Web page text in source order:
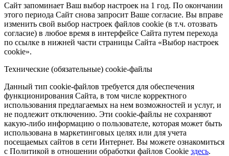
Сайт запоминает Ваш выбор настроек на 1 год. По окончании
этого периода Сайт снова запросит Ваше согласие. Вы вправе
изменить свой выбор настроек файлов cookie (в т.ч. отозвать
согласие) в любое время в интерфейсе Сайта путем перехода
по ссылке в нижней части страницы Сайта «Выбор настроек
cookie».
Технические (обязательные) cookie-файлы
Данный тип cookie-файлов требуется для обеспечения
функционирования Сайта, в том числе корректного
использования предлагаемых на нем возможностей и услуг, и
не подлежит отключению. Эти cookie-файлы не сохраняют
какую-либо информацию о пользователе, которая может быть
использована в маркетинговых целях или для учета
посещаемых сайтов в сети Интернет. Вы можете ознакомиться
с Политикой в отношении обработки файлов Cookie здесь.